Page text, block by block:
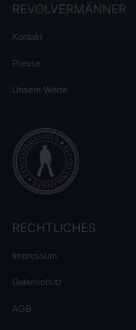
REVOLVERMÄNNER
Kontakt
Presse
Unsere Werte
RECHTLICHES
Impressum
Datenschutz
AGB